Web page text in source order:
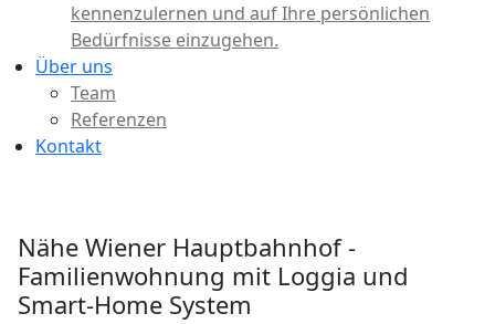
kennenzulernen und auf Ihre persönlichen
Bedürfnisse einzugehen.
Über uns
Team
Referenzen
Kontakt
Nähe Wiener Hauptbahnhof -
Familienwohnung mit Loggia und
Smart-Home System